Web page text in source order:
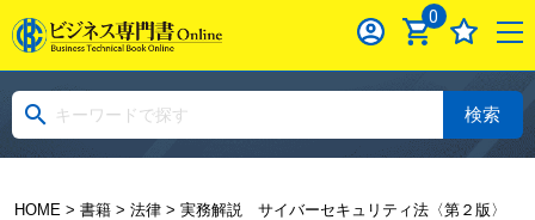
0
検索
HOME> 書籍> 法律> 実務解説 サイバーセキュリティ法〈第２版〉